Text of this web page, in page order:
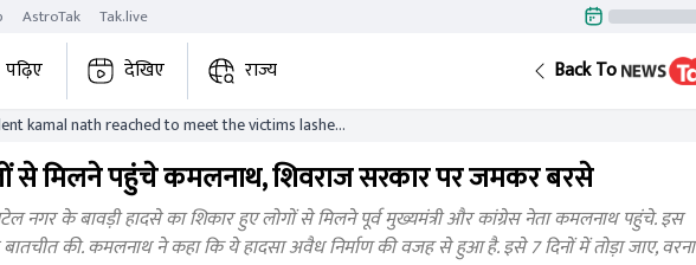
AstroTak Tak.live
पढ़िए देखिए राज्य Back To
kamal nath reached to meet the victims lashed
से मिलने पहुंचे कमलनाथ, शिवराज सरकार पर जमकर बरसे
नगर के बावड़ी हादसे का शिकार हुए लोगों से मिलने पूर्व मुख्यमंत्री और कांग्रेस नेता कमलनाथ पहुंचे. इस
बातचीत की. कमलनाथ ने कहा कि ये हादसा अवैध निर्माण की वजह से हुआ है. इसे 7 दिनों में तोड़ा जाए, वरना